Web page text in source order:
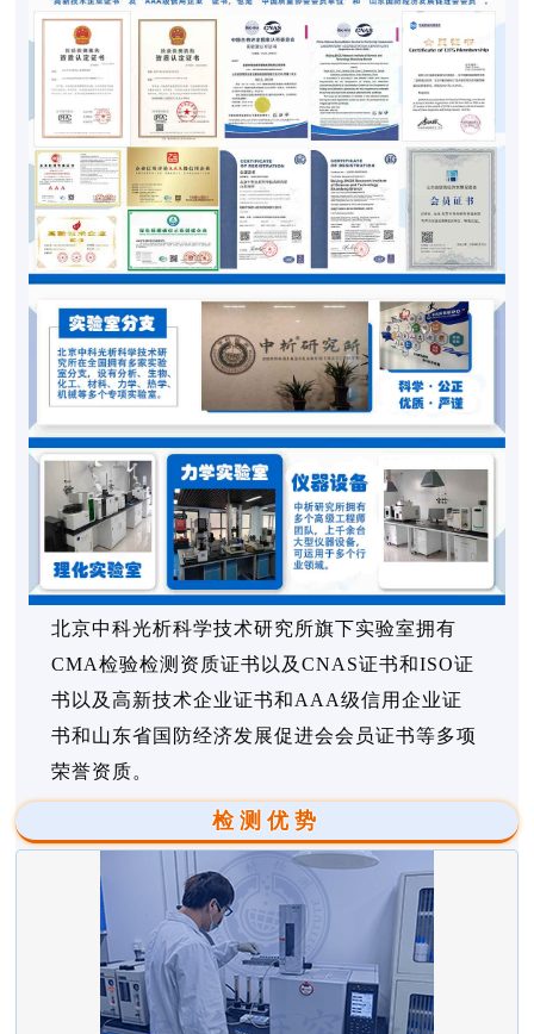
北京中科光析科学技术研究所旗下实验室拥有
CMA检验检测资质证书以及CNAS证书和ISO证
书以及高新技术企业证书和AAA级信用企业证
书和山东省国防经济发展促进会会员证书等多项
荣誉资质。
检测优势